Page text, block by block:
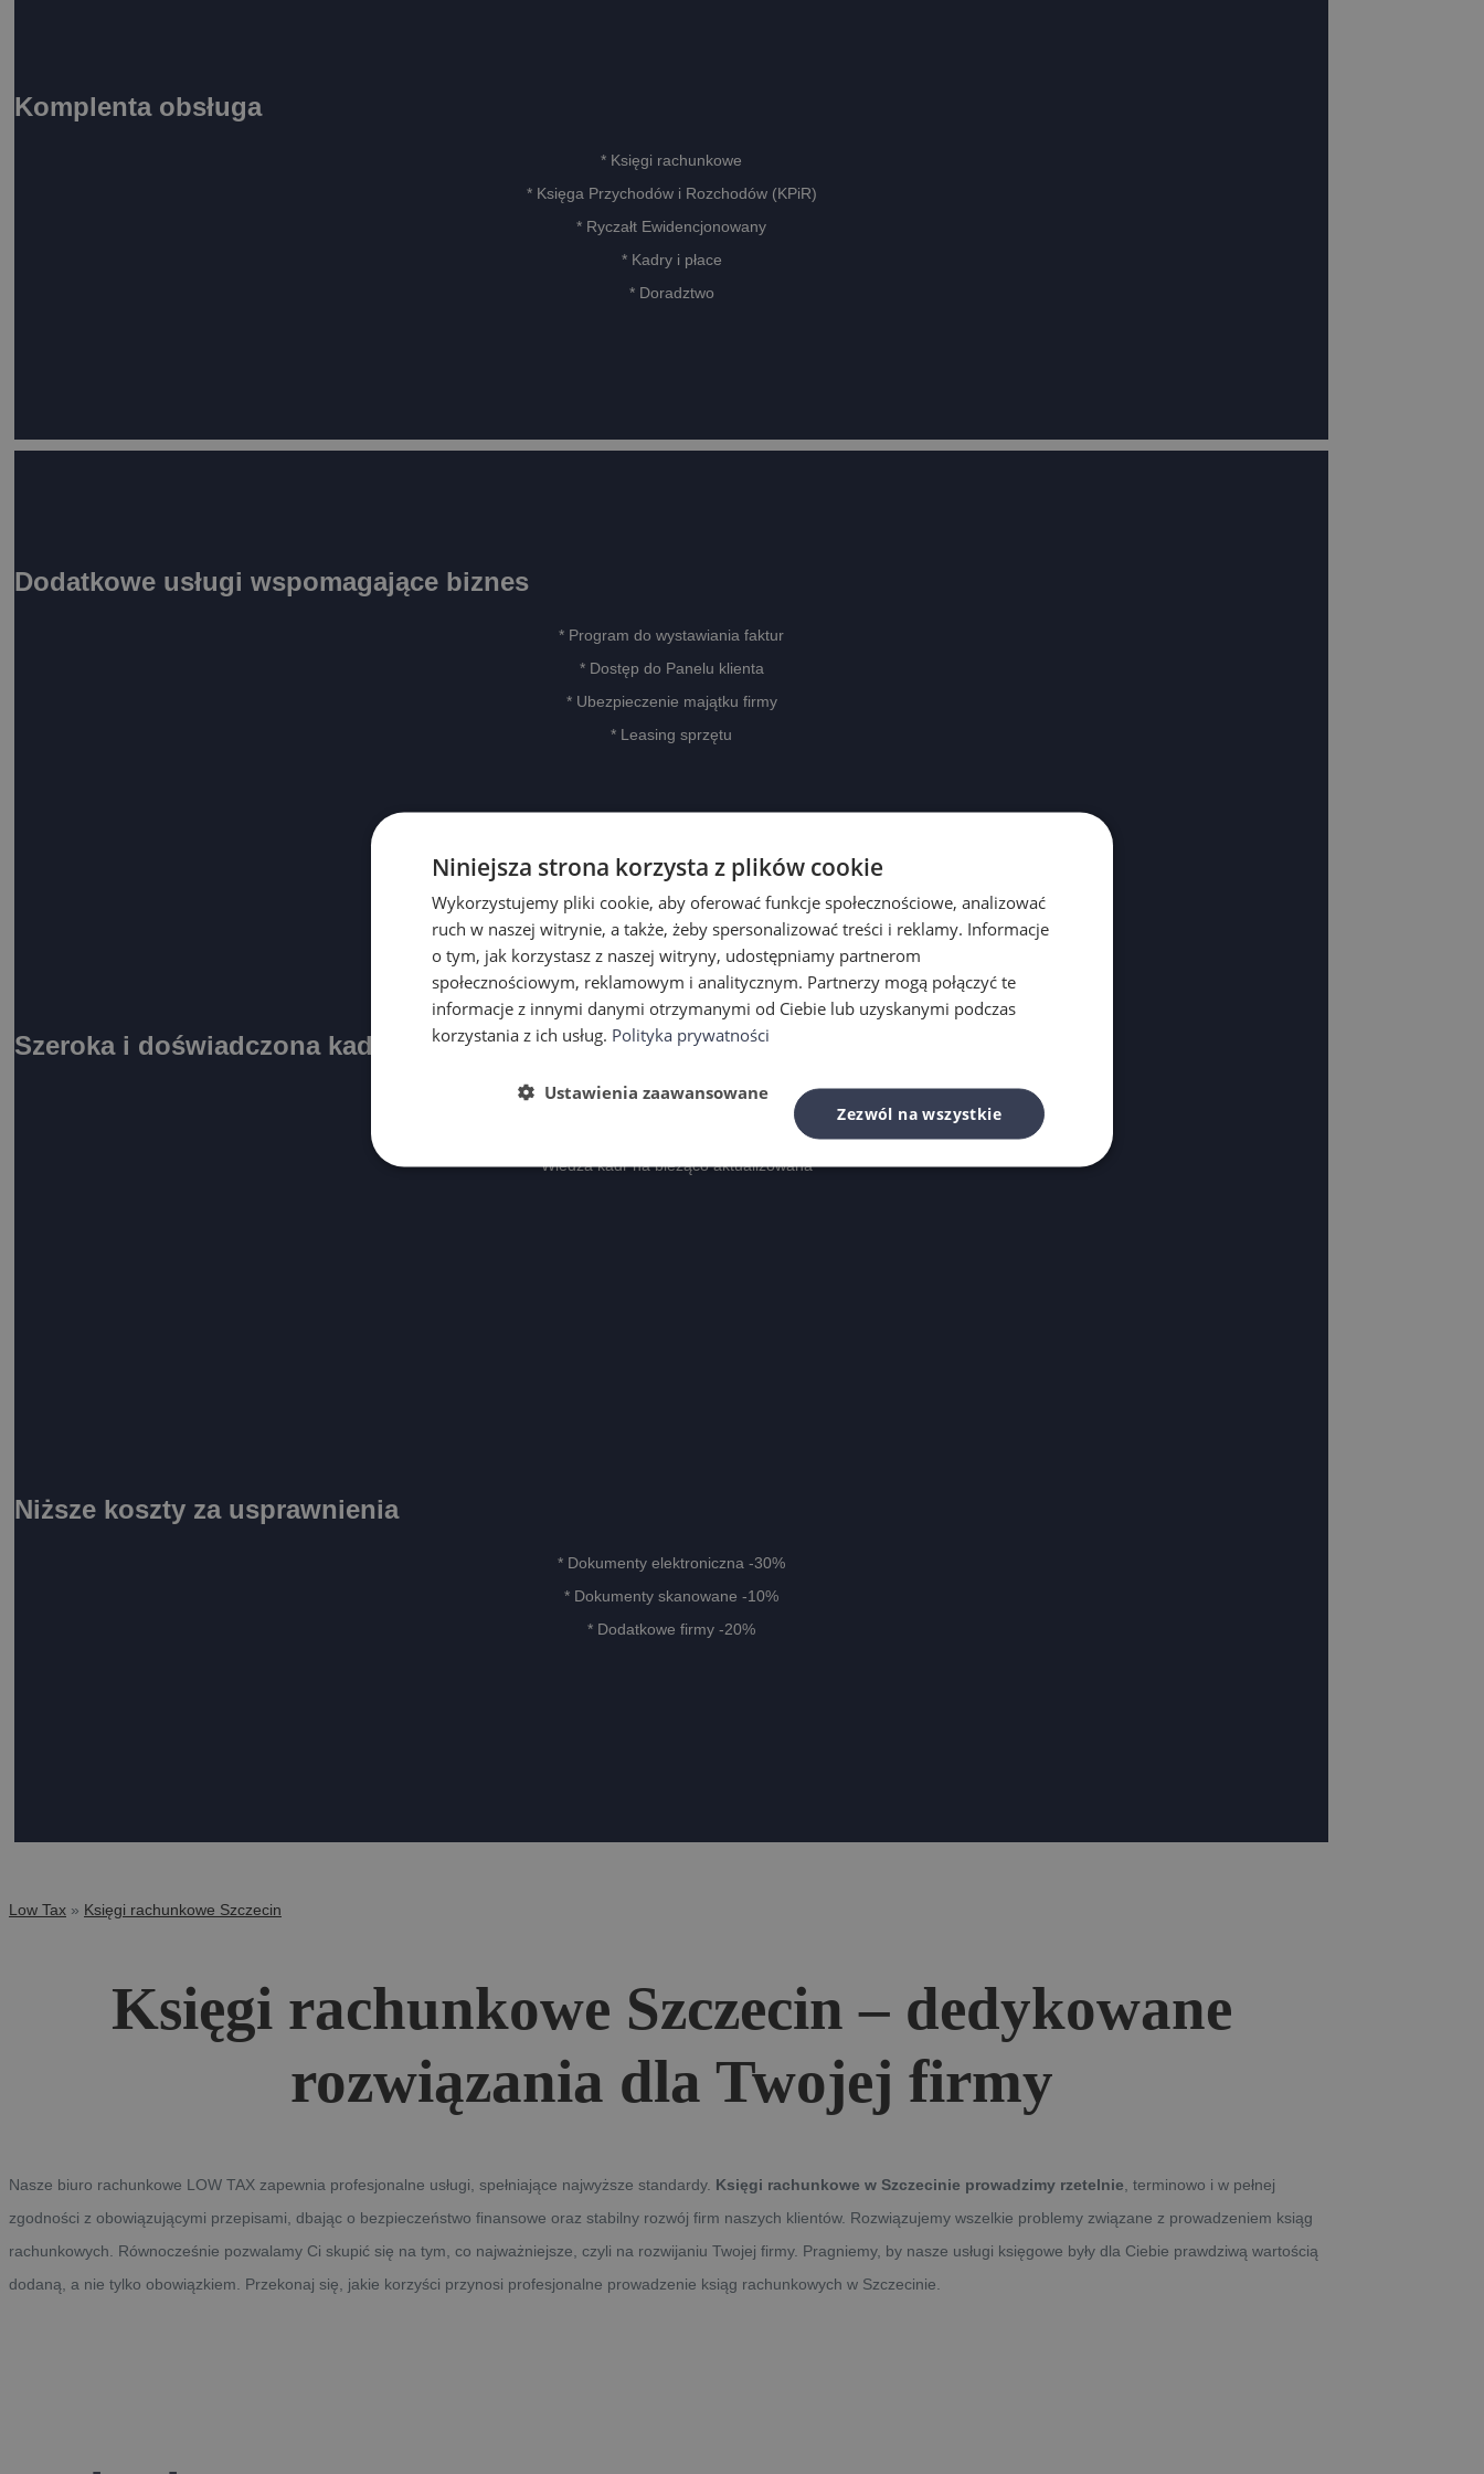
Komplenta obsługa
* Księgi rachunkowe
* Księga Przychodów i Rozchodów (KPiR)
* Ryczałt Ewidencjonowany
* Kadry i płace
* Doradztwo
Dodatkowe usługi wspomagające biznes
* Program do wystawiania faktur
* Dostęp do Panelu klienta
* Ubezpieczenie majątku firmy
* Leasing sprzętu
Szeroka i doświadczona kadra
* Specjaliści z różnych działów
* Kadra z wieloletnim doświadczeniem
* Wiedza kadr na bieżąco aktualizowana
Niższe koszty za usprawnienia
* Dokumenty elektroniczna -30%
* Dokumenty skanowane -10%
* Dodatkowe firmy -20%
Low Tax » Księgi rachunkowe Szczecin
Księgi rachunkowe Szczecin – dedykowane
rozwiązania dla Twojej firmy
Nasze biuro rachunkowe LOW TAX zapewnia profesjonalne usługi, spełniające najwyższe standardy. Księgi rachunkowe w Szczecinie prowadzimy rzetelnie, terminowo i w pełnej
zgodności z obowiązującymi przepisami, dbając o bezpieczeństwo finansowe oraz stabilny rozwój firm naszych klientów. Rozwiązujemy wszelkie problemy związane z prowadzeniem ksiąg
rachunkowych. Równocześnie pozwalamy Ci skupić się na tym, co najważniejsze, czyli na rozwijaniu Twojej firmy. Pragniemy, by nasze usługi księgowe były dla Ciebie prawdziwą wartością
dodaną, a nie tylko obowiązkiem. Przekonaj się, jakie korzyści przynosi profesjonalne prowadzenie ksiąg rachunkowych w Szczecinie.
Niniejsza strona korzysta z plików cookie
Wykorzystujemy pliki cookie, aby oferować funkcje społecznościowe, analizować
ruch w naszej witrynie, a także, żeby spersonalizować treści i reklamy. Informacje
o tym, jak korzystasz z naszej witryny, udostępniamy partnerom
społecznościowym, reklamowym i analitycznym. Partnerzy mogą połączyć te
informacje z innymi danymi otrzymanymi od Ciebie lub uzyskanymi podczas
korzystania z ich usług. Polityka prywatności
Zezwól na wszystkie
Ustawienia zaawansowane